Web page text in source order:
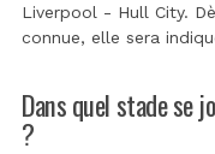
Liverpool - Hull City.
connue, elle sera
Dans quel stade se
?